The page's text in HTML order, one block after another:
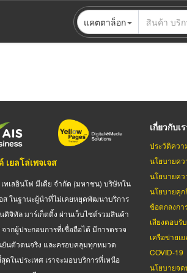
แคตตาล็อก
เยลโล่เพจเจส
ทเลอินโฟ มีเดีย จำกัด (มหาชน) บริษัทใน
อส ในฐานะผู้นำที่ไม่เคยหยุดพัฒนาบริการ
จิทัล มาร์เก็ตติ้ง ผ่านเว็บไซต์รวมสินค้า
จากผู้ประกอบการที่เชื่อถือได้ มีการตรวจ
ยันตัวตนจริง และครอบคลุมทุกหมวด
ดในประเทศ เราจะมอบบริการที่เหนือ
เกี่ยวกับเ
ประวัติควา
นโยบายค
นโยบายคว
นโยบายคุก
ข้อตกลงกา
เสียงตอบ
เครือข่ายเ
COVID-19
นโยบายจด